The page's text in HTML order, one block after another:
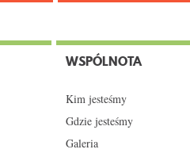
WSPÓLNOTA
Kim jesteśmy
Gdzie jesteśmy
Galeria